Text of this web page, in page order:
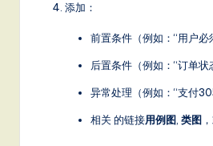
添加：
前置条件（例如：“用户必
后置条件（例如：“订单状
异常处理（例如：“支付30
相关 的链接用例图 类图